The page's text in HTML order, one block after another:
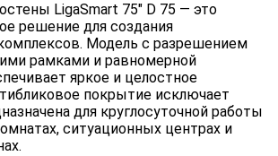
LigaSmart 75" D 75 — это
решение для создания
Модель с разрешением
рамками и равномерной
яркое и целостное
покрытие исключает
для круглосуточной работы
ситуационных центрах и